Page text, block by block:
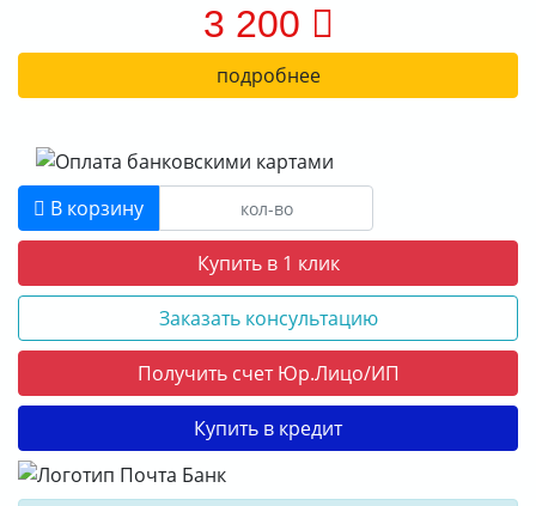
3 200
подробнее
В корзину
Купить в 1 клик
Заказать консультацию
Получить счет Юр.Лицо/ИП
Купить в кредит